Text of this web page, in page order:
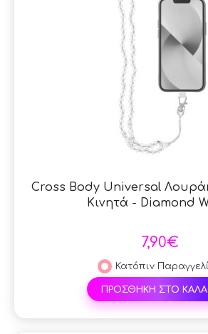
Cross Body Universal
Κινητά - Diamond
7,90€
Κατόπιν
ΠΡΟΣΘΗΚΗ ΣΤΟ